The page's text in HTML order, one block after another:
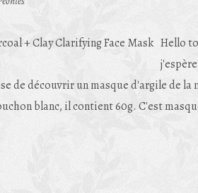
Hello
de découvrir un masque d'argile de la
blanc, il contient 60g. C'est